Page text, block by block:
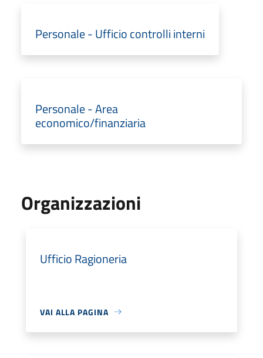
Personale - Ufficio controlli interni
Personale - Area
economico/finanziaria
Organizzazioni
Ufficio Ragioneria
VAI ALLA PAGINA